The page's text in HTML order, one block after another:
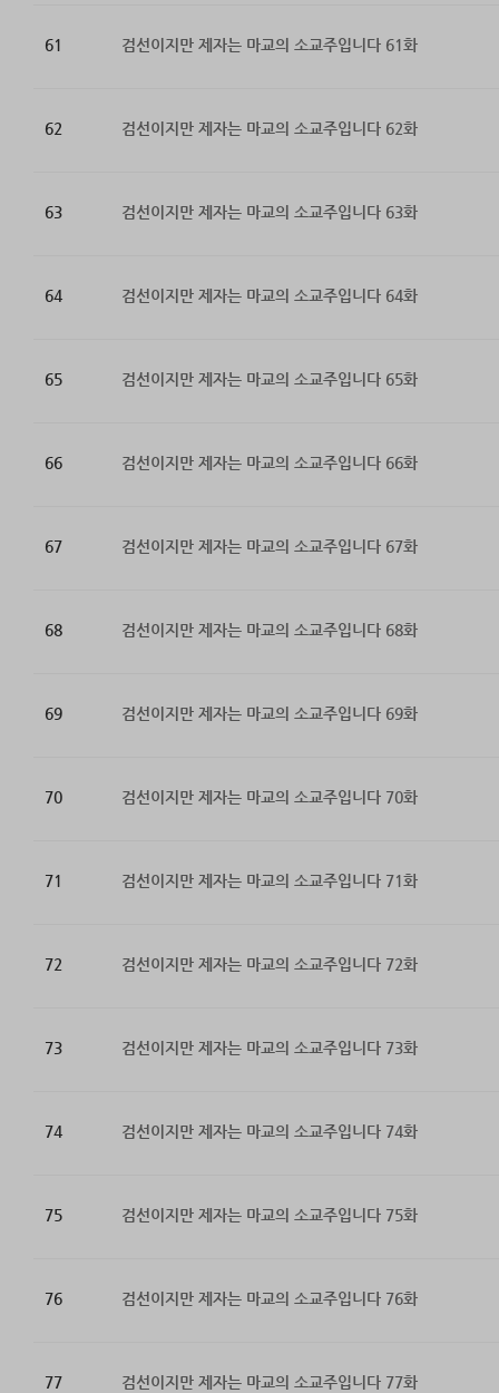
61 검선이지만 제자는 마교의 소교주입니다 61화
62 검선이지만 제자는 마교의 소교주입니다 62화
63 검선이지만 제자는 마교의 소교주입니다 63화
64 검선이지만 제자는 마교의 소교주입니다 64화
65 검선이지만 제자는 마교의 소교주입니다 65화
66 검선이지만 제자는 마교의 소교주입니다 66화
67 검선이지만 제자는 마교의 소교주입니다 67화
68 검선이지만 제자는 마교의 소교주입니다 68화
69 검선이지만 제자는 마교의 소교주입니다 69화
70 검선이지만 제자는 마교의 소교주입니다 70화
71 검선이지만 제자는 마교의 소교주입니다 71화
72 검선이지만 제자는 마교의 소교주입니다 72화
73 검선이지만 제자는 마교의 소교주입니다 73화
74 검선이지만 제자는 마교의 소교주입니다 74화
75 검선이지만 제자는 마교의 소교주입니다 75화
76 검선이지만 제자는 마교의 소교주입니다 76화
77 검선이지만 제자는 마교의 소교주입니다 77화